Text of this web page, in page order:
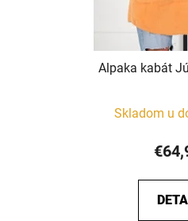
Alpaka kabát
Skladom u